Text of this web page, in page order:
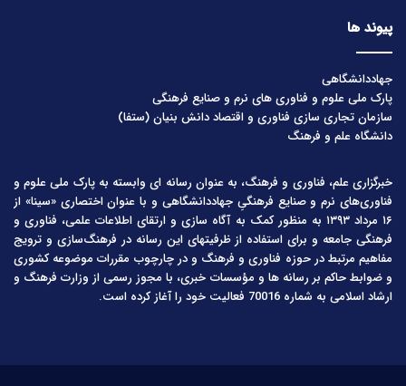
پیوند ها
جهاددانشگاهی
پارک ملی علوم و فناوری های نرم و صنایع فرهنگی
سازمان تجاری سازی فناوری و اقتصاد دانش بنیان (ستفا)
دانشگاه علم و فرهنگ
خبرگزاری علم، فناوری و فرهنگ، به عنوان رسانه ای وابسته به پارک ملی علوم و
فناوری‌های نرم و صنایع فرهنگیِ جهاددانشگاهی و با عنوان اختصاری «سینا» از
۱۶ مرداد ۱۳۹۳ به منظور کمک به آگاه سازی و ارتقای اطلاعات علمی، فناوری و
فرهنگی جامعه و برای استفاده از ظرفیتهای این رسانه در فرهنگ‌سازی و ترویج
مفاهیم مرتبط در حوزه فناوری و فرهنگ و در چارچوب مقررات موضوعه کشوری
و ضوابط حاکم بر رسانه ها و مؤسسات خبری، با مجوز رسمی از وزارت فرهنگ و
ارشاد اسلامی به شماره 70016 فعالیت خود را آغاز کرده است.